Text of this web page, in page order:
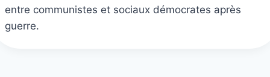
entre communistes et sociaux démocrates après
guerre.